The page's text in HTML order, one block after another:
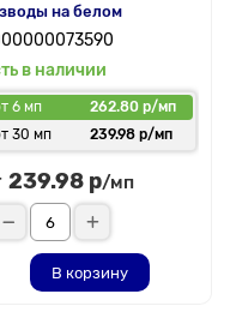
на белом
в наличии
6 мп
262.80 р/мп
30 мп
239.98 р/мп
239.98 р/мп
В корзину